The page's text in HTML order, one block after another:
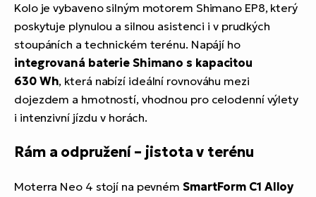
Kolo je vybaveno silným motorem Shimano EP8, který
poskytuje plynulou a silnou asistenci i v prudkých
stoupáních a technickém terénu. Napájí ho
integrovaná baterie Shimano s kapacitou
630 Wh, která nabízí ideální rovnováhu mezi
dojezdem a hmotností, vhodnou pro celodenní výlety
i intenzivní jízdu v horách.
Rám a odpružení – jistota v terénu
Moterra Neo 4 stojí na pevném SmartForm C1 Alloy